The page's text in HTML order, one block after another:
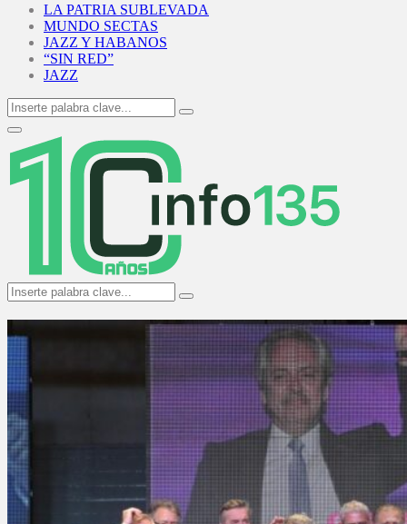
LA PATRIA SUBLEVADA
MUNDO SECTAS
JAZZ Y HABANOS
“SIN RED”
JAZZ
Search
for:
Search
Primary
Menu
Search
for:
Search